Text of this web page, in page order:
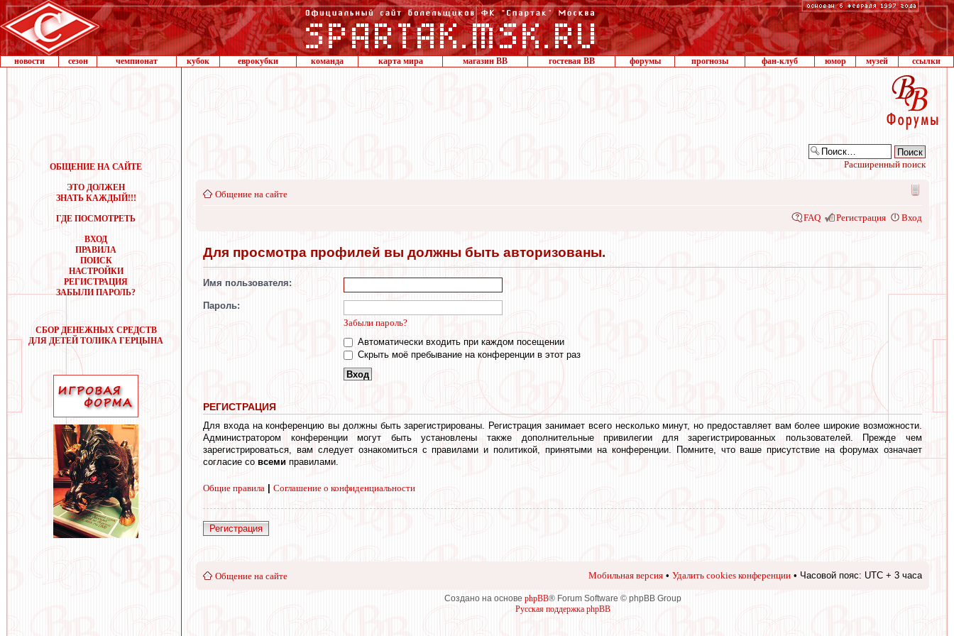
новости сезон чемпионат кубок еврокубки команда карта мира магазин ВВ гостевая ВВ форумы прогнозы фан-клуб юмор музей ссылки
ОБЩЕНИЕ НА САЙТЕ
ЭТО ДОЛЖЕН
ЗНАТЬ КАЖДЫЙ!!!
ГДЕ ПОСМОТРЕТЬ
ВХОД
ПРАВИЛА
ПОИСК
НАСТРОЙКИ
РЕГИСТРАЦИЯ
ЗАБЫЛИ ПАРОЛЬ?
СБОР ДЕНЕЖНЫХ СРЕДСТВ
ДЛЯ ДЕТЕЙ ТОЛИКА ГЕРЦЫНА
Расширенный поиск
Общение на сайте
FAQ Регистрация Вход
Для просмотра профилей вы должны быть авторизованы.
Имя пользователя:
Пароль:
Забыли пароль?
Автоматически входить при каждом посещении
Скрыть моё пребывание на конференции в этот раз
РЕГИСТРАЦИЯ
Для входа на конференцию вы должны быть зарегистрированы. Регистрация занимает всего несколько минут, но предоставляет вам более широкие возможности.
Администратором конференции могут быть установлены также дополнительные привилегии для зарегистрированных пользователей. Прежде чем
зарегистрироваться, вам следует ознакомиться с правилами и политикой, принятыми на конференции. Помните, что ваше присутствие на форумах означает
согласие со всеми правилами.
Общие правила Соглашение о конфиденциальности
Регистрация
Общение на сайте Мобильная версия • Удалить cookies конференции • Часовой пояс: UTC + 3 часа
Создано на основе phpBB® Forum Software © phpBB Group
Русская поддержка phpBB